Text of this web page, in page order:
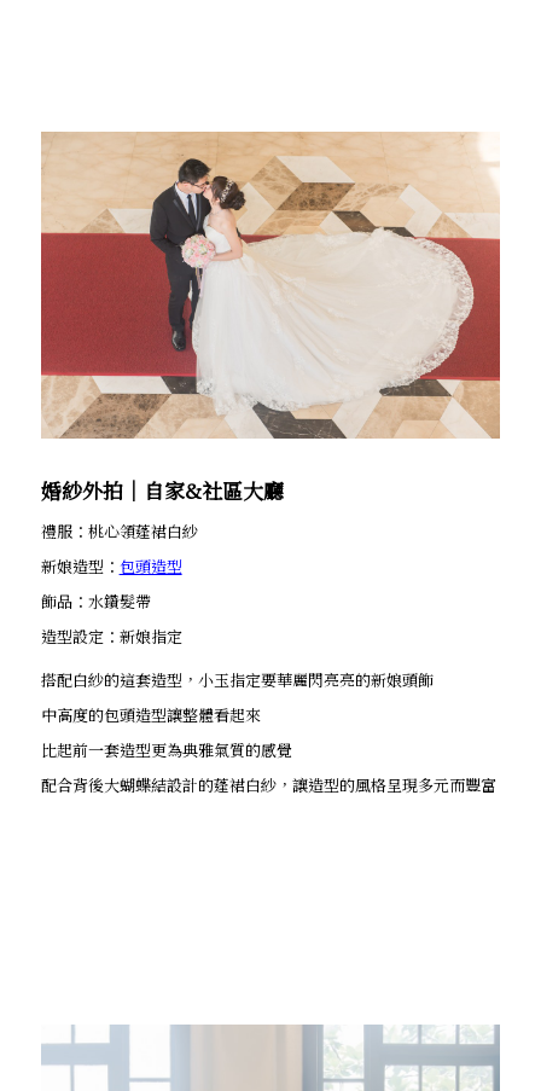
婚紗外拍│自家&社區大廳
禮服：桃心領蓬裙白紗
新娘造型： 包頭造型
飾品：水鑽髮帶
造型設定：新娘指定
搭配白紗的這套造型，小玉指定要華麗閃亮亮的新娘頭飾
中高度的包頭造型讓整體看起來
比起前一套造型更為典雅氣質的感覺
配合背後大蝴蝶結設計的蓬裙白紗，讓造型的風格呈現多元而豐富